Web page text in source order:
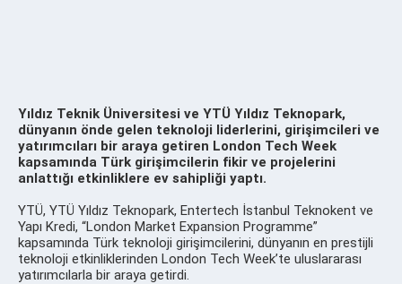
Yıldız Teknik Üniversitesi ve YTÜ Yıldız Teknopark,
dünyanın önde gelen teknoloji liderlerini, girişimcileri ve
yatırımcıları bir araya getiren London Tech Week
kapsamında Türk girişimcilerin fikir ve projelerini
anlattığı etkinliklere ev sahipliği yaptı.
YTÜ, YTÜ Yıldız Teknopark, Entertech İstanbul Teknokent ve
Yapı Kredi, “London Market Expansion Programme”
kapsamında Türk teknoloji girişimcilerini, dünyanın en prestijli
teknoloji etkinliklerinden London Tech Week’te uluslararası
yatırımcılarla bir araya getirdi.